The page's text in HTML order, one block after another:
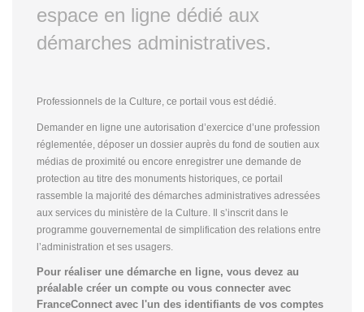
espace en ligne dédié aux
démarches administratives.
Professionnels de la Culture, ce portail vous est dédié.
Demander en ligne une autorisation d’exercice d’une profession
réglementée, déposer un dossier auprès du fond de soutien aux
médias de proximité ou encore enregistrer une demande de
protection au titre des monuments historiques, ce portail
rassemble la majorité des démarches administratives adressées
aux services du ministère de la Culture. Il s’inscrit dans le
programme gouvernemental de simplification des relations entre
l’administration et ses usagers.
Pour réaliser une démarche en ligne, vous devez au
préalable créer un compte ou vous connecter avec
FranceConnect avec l'un des identifiants de vos comptes